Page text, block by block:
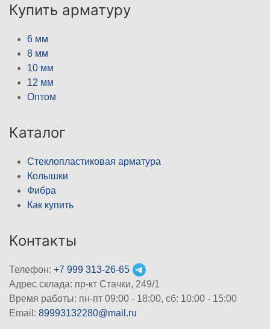
Купить арматуру
6 мм
8 мм
10 мм
12 мм
Оптом
Каталог
Стеклопластиковая арматура
Колышки
Фибра
Как купить
Контакты
Телефон: +7 999 313-26-65
Адрес склада: пр-кт Стачки, 249/1
Время работы: пн-пт 09:00 - 18:00, cб: 10:00 - 15:00
Email: 89993132280@mail.ru